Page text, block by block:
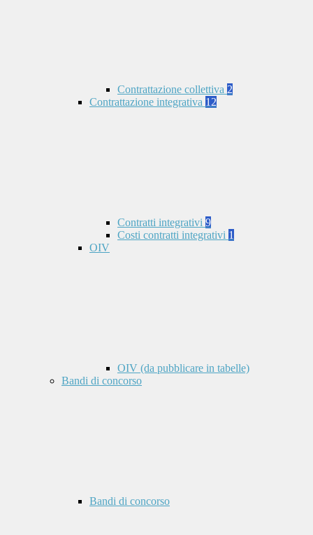
Contrattazione collettiva 2
Contrattazione integrativa 12
Contratti integrativi 9
Costi contratti integrativi 1
OIV
OIV (da pubblicare in tabelle)
Bandi di concorso
Bandi di concorso